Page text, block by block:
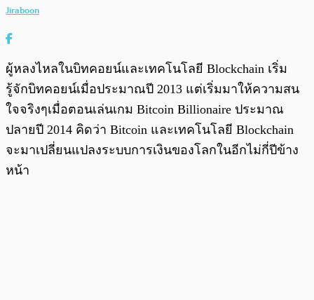
Jiraboon
ผู้หลงไหลในบิทคอยน์และเทคโนโลยี Blockchain เริ่ม
รู้จักบิทคอยน์เมื่อประมาณปี 2013 แต่เริ่มมาให้ความสน
ใจจริงๆเมื่อตอนเล่นเกม Bitcoin Billionaire ประมาณ
ปลายปี 2014 คิดว่า Bitcoin และเทคโนโลยี Blockchain
จะมาเปลี่ยนแปลงระบบการเงินของโลกในอีกไม่กี่ปีข้าง
หน้า